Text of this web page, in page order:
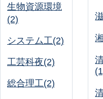
生物資源環境
(2)
システム工(2)
工芸科夜(2)
総合理工(2)